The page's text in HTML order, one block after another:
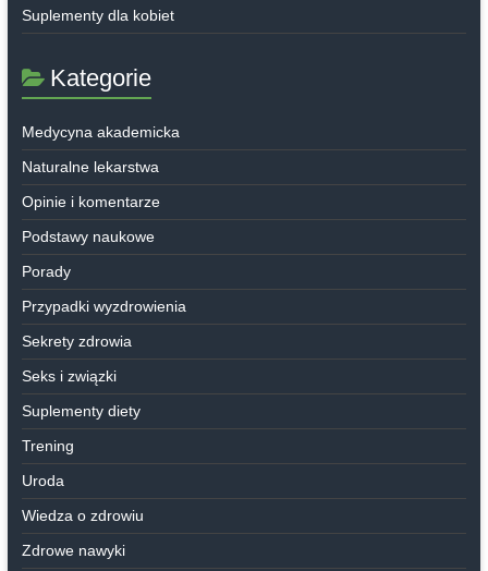
Suplementy dla kobiet
Kategorie
Medycyna akademicka
Naturalne lekarstwa
Opinie i komentarze
Podstawy naukowe
Porady
Przypadki wyzdrowienia
Sekrety zdrowia
Seks i związki
Suplementy diety
Trening
Uroda
Wiedza o zdrowiu
Zdrowe nawyki